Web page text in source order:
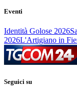
Eventi
Identità Golose 2026
2026L'Artigiano in
Seguici su